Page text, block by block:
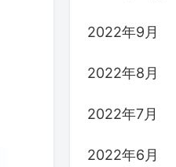
2022年9月
2022年8月
2022年7月
2022年6月